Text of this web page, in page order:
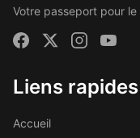
Votre passeport pour
Liens rapides
Accueil